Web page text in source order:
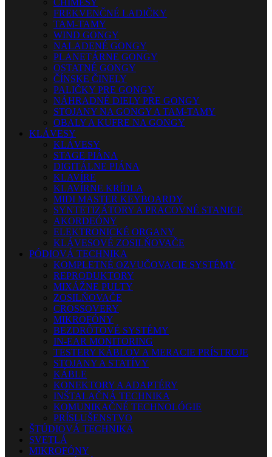
CHIMESY
FREKVENČNÉ LADIČKY
TAM-TAMY
WIND GONGY
NALADENÉ GONGY
PLANETÁRNE GONGY
OSTATNÉ GONGY
ČÍNSKE ČINELY
PALIČKY PRE GONGY
NÁHRADNÉ DIELY PRE GONGY
STOJANY NA GONGY A TAM-TAMY
OBALY A KUFRE NA GONGY
KLÁVESY
KLÁVESY
STAGE PIÁNA
DIGITÁLNE PIÁNA
KLAVÍRE
KLAVÍRNE KRÍDLA
MIDI MASTER KEYBOARDY
SYNTETIZÁTORY A PRACOVNÉ STANICE
AKORDEÓNY
ELEKTRONICKÉ ORGANY
KLÁVESOVÉ ZOSILŇOVAČE
PÓDIOVÁ TECHNIKA
KOMPLETNÉ OZVUČOVACIE SYSTÉMY
REPRODUKTORY
MIXÁŽNE PULTY
ZOSILŇOVAČE
CROSSOVERY
MIKROFÓNY
BEZDRÔTOVÉ SYSTÉMY
IN-EAR MONITORING
TESTERY KÁBLOV A MERACIE PRÍSTROJE
STOJANY A STATÍVY
KÁBLE
KONEKTORY A ADAPTÉRY
INŠTALAČNÁ TECHNIKA
KOMUNIKAČNÉ TECHNOLÓGIE
PRÍSLUŠENSTVO
ŠTÚDIOVÁ TECHNIKA
SVETLÁ
MIKROFÓNY